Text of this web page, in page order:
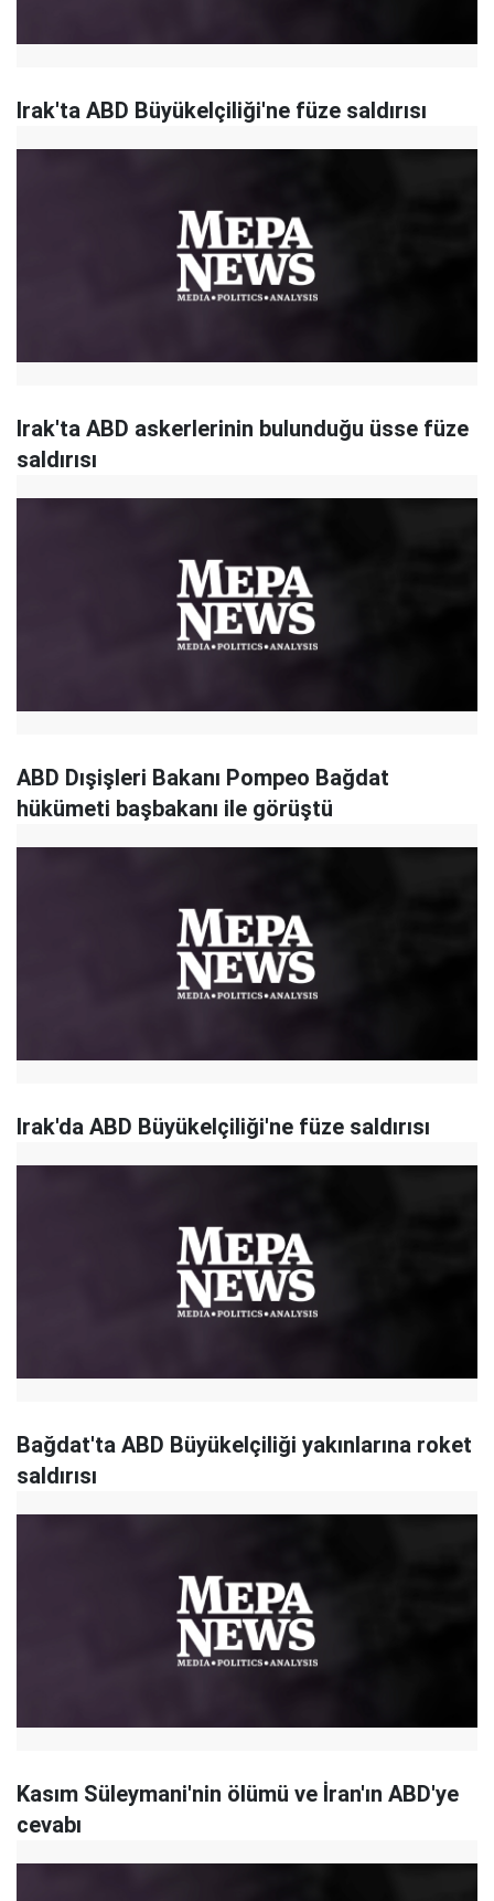
Irak'ta ABD Büyükelçiliği'ne füze saldırısı
Irak'ta ABD askerlerinin bulunduğu üsse füze
saldırısı
ABD Dışişleri Bakanı Pompeo Bağdat
hükümeti başbakanı ile görüştü
Irak'da ABD Büyükelçiliği'ne füze saldırısı
Bağdat'ta ABD Büyükelçiliği yakınlarına roket
saldırısı
Kasım Süleymani'nin ölümü ve İran'ın ABD'ye
cevabı